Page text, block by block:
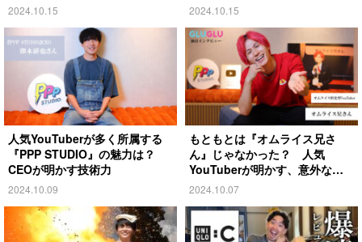
2024.10.15 2024.10.15
人気YouTuberが多く所属する
『PPP STUDIO』の魅力は？
CEOが明かす技術力
2024.10.09
もともとは『オムライス兄さ
ん』じゃなかった？ 人気
YouTuberが明かす、意外な過
去とは
2024.10.07